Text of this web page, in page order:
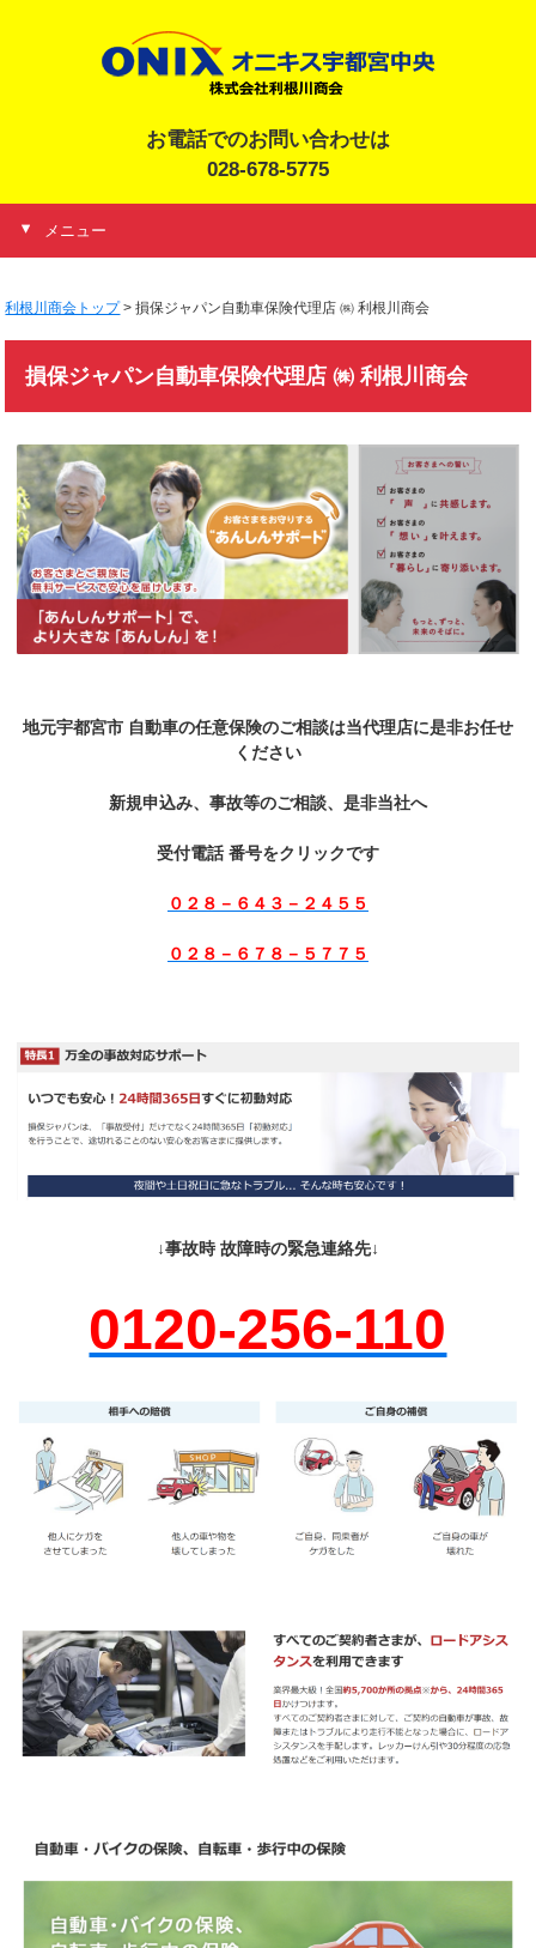
お電話でのお問い合わせは
028-678-5775
メニュー
利根川商会トップ>損保ジャパン自動車保険代理店 ㈱ 利根川商会
損保ジャパン自動車保険代理店 ㈱ 利根川商会
地元宇都宮市 自動車の任意保険のご相談は当代理店に是非お任せ
ください
新規申込み、事故等のご相談、是非当社へ
受付電話 番号をクリックです
０２８－６４３－２４５５
０２８－６７８－５７７５
↓事故時 故障時の緊急連絡先↓
0120-256-110